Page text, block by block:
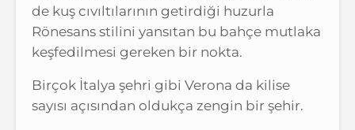
de kuş cıvıltılarının getirdiği huzurla
Rönesans stilini yansıtan bu bahçe mutlaka
keşfedilmesi gereken bir nokta.
Birçok İtalya şehri gibi Verona da kilise
sayısı açısından oldukça zengin bir şehir.